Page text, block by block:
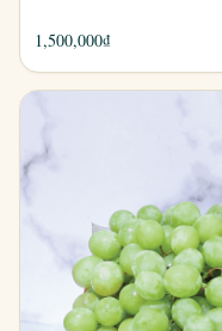
1,500,000₫